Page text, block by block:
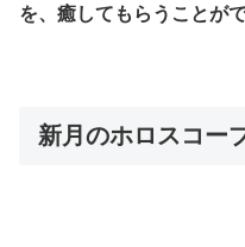
を、癒してもらうことが
新月のホロスコー